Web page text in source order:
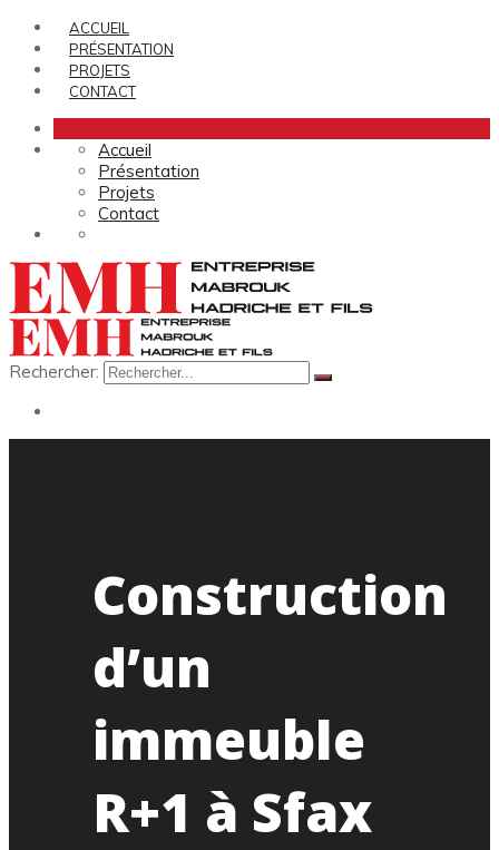
ACCUEIL
PRÉSENTATION
PROJETS
CONTACT
Accueil
Présentation
Projets
Contact
Rechercher:
Construction
d’un
immeuble
R+1 à Sfax